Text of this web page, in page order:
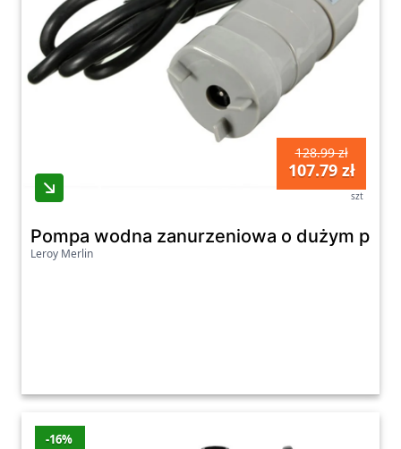
128.99 zł
107.79 zł
szt
Pompa wodna zanurzeniowa o dużym
Leroy Merlin
-16%